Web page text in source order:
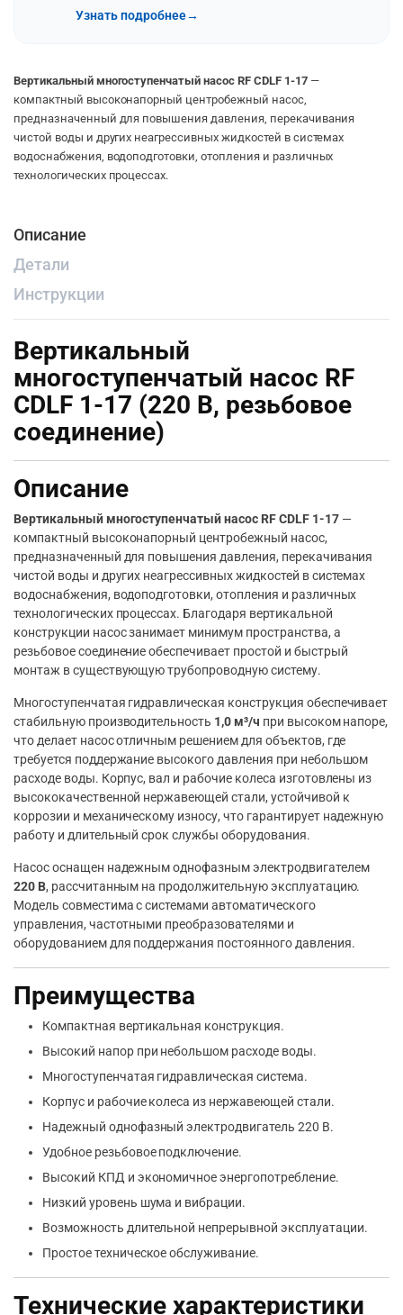
Узнать подробнее→
Вертикальный многоступенчатый насос RF CDLF 1-17—
компактный высоконапорный центробежный насос,
предназначенный для повышения давления, перекачивания
чистой воды и других неагрессивных жидкостей в системах
водоснабжения, водоподготовки, отопления и различных
технологических процессах.
Описание
Детали
Инструкции
Вертикальный
многоступенчатый насос RF
CDLF 1-17 (220 В, резьбовое
соединение)
Описание
Вертикальный многоступенчатый насос RF CDLF 1-17—
компактный высоконапорный центробежный насос,
предназначенный для повышения давления, перекачивания
чистой воды и других неагрессивных жидкостей в системах
водоснабжения, водоподготовки, отопления и различных
технологических процессах. Благодаря вертикальной
конструкции насос занимает минимум пространства, а
резьбовое соединение обеспечивает простой и быстрый
монтаж в существующую трубопроводную систему.
Многоступенчатая гидравлическая конструкция обеспечивает
стабильную производительность 1,0 м³/ч при высоком напоре,
что делает насос отличным решением для объектов, где
требуется поддержание высокого давления при небольшом
расходе воды. Корпус, вал и рабочие колеса изготовлены из
высококачественной нержавеющей стали, устойчивой к
коррозии и механическому износу, что гарантирует надежную
работу и длительный срок службы оборудования.
Насос оснащен надежным однофазным электродвигателем
220 В, рассчитанным на продолжительную эксплуатацию.
Модель совместима с системами автоматического
управления, частотными преобразователями и
оборудованием для поддержания постоянного давления.
Преимущества
Компактная вертикальная конструкция.
Высокий напор при небольшом расходе воды.
Многоступенчатая гидравлическая система.
Корпус и рабочие колеса из нержавеющей стали.
Надежный однофазный электродвигатель 220 В.
Удобное резьбовое подключение.
Высокий КПД и экономичное энергопотребление.
Низкий уровень шума и вибрации.
Возможность длительной непрерывной эксплуатации.
Простое техническое обслуживание.
Технические характеристики